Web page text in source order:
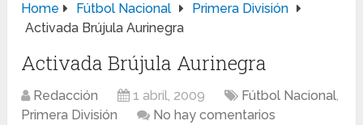
Home Fútbol Nacional
Primera División
Activada Brújula Aurinegra
Activada Brújula Aurinegra
Redacción 1 abril, 2009 Fútbol Nacional,
Primera División
No hay comentarios